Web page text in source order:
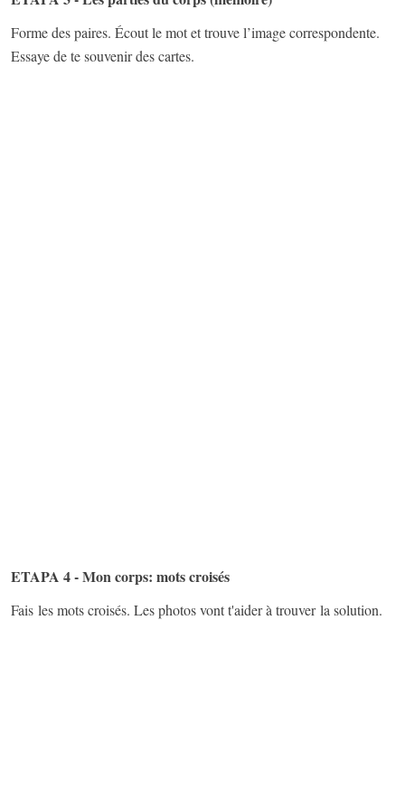
Forme des paires. Écout le mot et trouve l’image correspondente.
Essaye de te souvenir des cartes.
ETAPA 4 - Mon corps: mots croisés
Fais les mots croisés. Les photos vont t'aider à trouver la solution.